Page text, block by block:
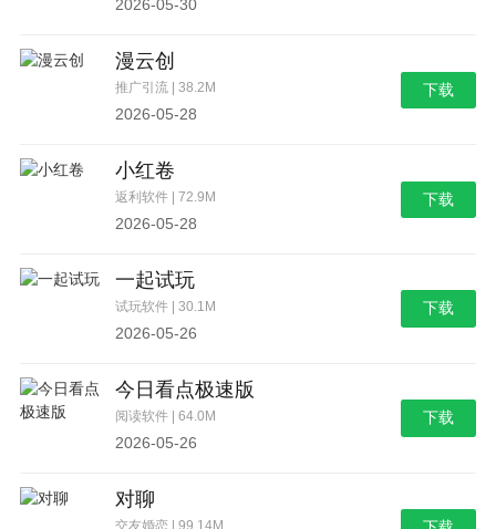
2026-05-30
漫云创
推广引流 | 38.2M
2026-05-28
下载
小红卷
返利软件 | 72.9M
2026-05-28
下载
一起试玩
试玩软件 | 30.1M
2026-05-26
下载
今日看点极速版
阅读软件 | 64.0M
2026-05-26
下载
对聊
交友婚恋 | 99.14M